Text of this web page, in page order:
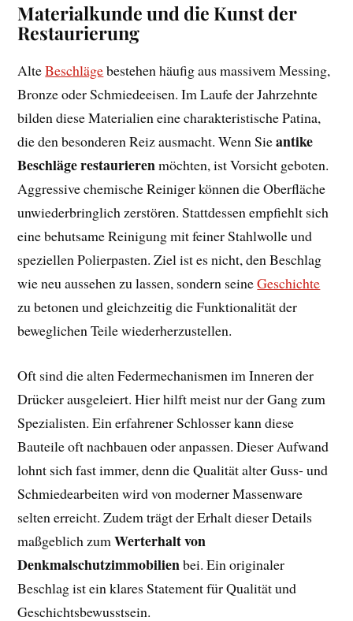
Materialkunde und die Kunst der
Restaurierung
AlteBeschlägebestehen häufig aus massivem Messing,
Bronze oder Schmiedeeisen. Im Laufe der Jahrzehnte
bilden diese Materialien eine charakteristische Patina,
die den besonderen Reiz ausmacht. Wenn Sieantike
Beschläge restaurierenmöchten, ist Vorsicht geboten.
Aggressive chemische Reiniger können die Oberfläche
unwiederbringlich zerstören. Stattdessen empfiehlt sich
eine behutsame Reinigung mit feiner Stahlwolle und
speziellen Polierpasten. Ziel ist es nicht, den Beschlag
wie neu aussehen zu lassen, sondern seineGeschichte
zu betonen und gleichzeitig die Funktionalität der
beweglichen Teile wiederherzustellen.
Oft sind die alten Federmechanismen im Inneren der
Drücker ausgeleiert. Hier hilft meist nur der Gang zum
Spezialisten. Ein erfahrener Schlosser kann diese
Bauteile oft nachbauen oder anpassen. Dieser Aufwand
lohnt sich fast immer, denn die Qualität alter Guss- und
Schmiedearbeiten wird von moderner Massenware
selten erreicht. Zudem trägt der Erhalt dieser Details
maßgeblich zumWerterhalt von
Denkmalschutzimmobilienbei. Ein originaler
Beschlag ist ein klares Statement für Qualität und
Geschichtsbewusstsein.